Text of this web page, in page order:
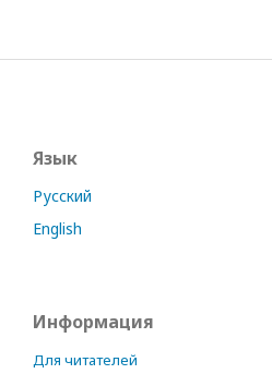
Язык
Русский
English
Информация
Для читателей